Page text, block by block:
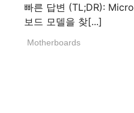
빠른 답변 (TL;DR):
보드 모델을 찾[...]
Motherboards